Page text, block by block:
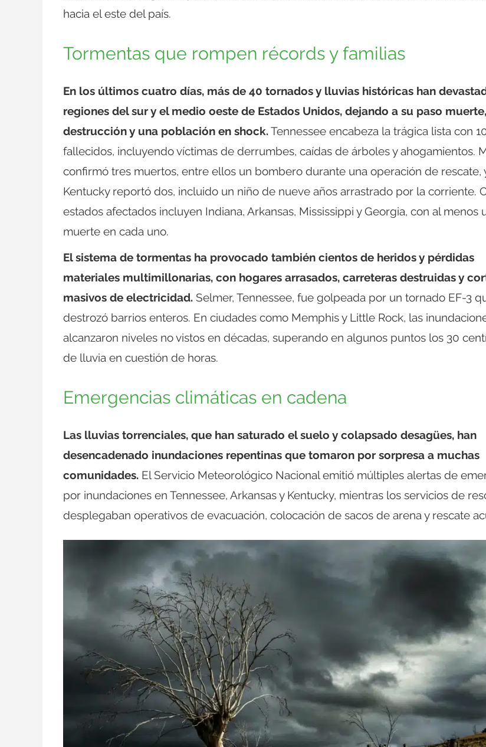
hacia el este del país.
Tormentas que rompen récords y familias
En los últimos cuatro días, más de 40 tornados y lluvias históricas han
regiones del sur y el medio oeste de Estados Unidos, dejando a su paso muerte,
destrucción y una población en shock.Tennessee encabeza la trágica lista con
fallecidos, incluyendo víctimas de derrumbes, caídas de árboles y ahogamientos.
confirmó tres muertos, entre ellos un bombero durante una operación de rescate,
Kentucky reportó dos, incluido un niño de nueve años arrastrado por la corriente.
estados afectados incluyen Indiana, Arkansas, Mississippi y Georgia, con al menos
muerte en cada uno.
El sistema de tormentas ha provocado también cientos de heridos y pérdidas
materiales multimillonarias, con hogares arrasados, carreteras destruidas y
masivos de electricidad. Selmer, Tennessee, fue golpeada por un tornado EF-3
destrozó barrios enteros. En ciudades como Memphis y Little Rock, las
alcanzaron niveles no vistos en décadas, superando en algunos puntos los 30
de lluvia en cuestión de horas.
Emergencias climáticas en cadena
Las lluvias torrenciales, que han saturado el suelo y colapsado desagües, han
desencadenado inundaciones repentinas que tomaron por sorpresa a muchas
comunidades. El Servicio Meteorológico Nacional emitió múltiples alertas de
por inundaciones en Tennessee, Arkansas y Kentucky, mientras los servicios de
desplegaban operativos de evacuación, colocación de sacos de arena y rescate